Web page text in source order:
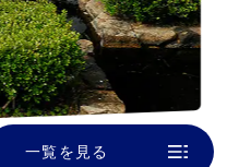
一覧を見る